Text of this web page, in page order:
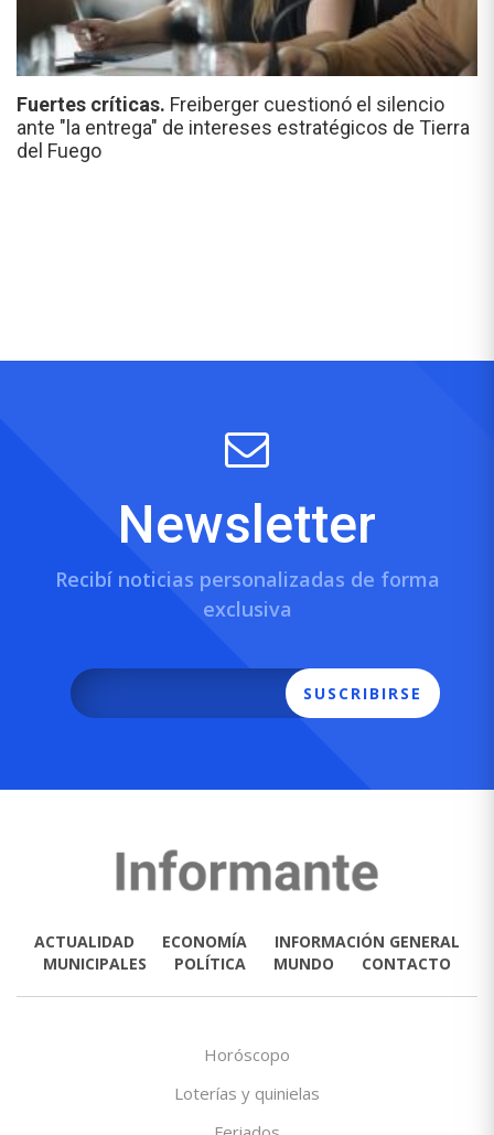
Fuertes críticas. Freiberger cuestionó el silencio
ante "la entrega" de intereses estratégicos de Tierra
del Fuego
Newsletter
Recibí noticias personalizadas de forma
exclusiva
SUSCRIBIRSE
ACTUALIDAD ECONOMÍA
INFORMACIÓN GENERAL
MUNICIPALES
POLÍTICA MUNDO CONTACTO
Horóscopo
Loterías y quinielas